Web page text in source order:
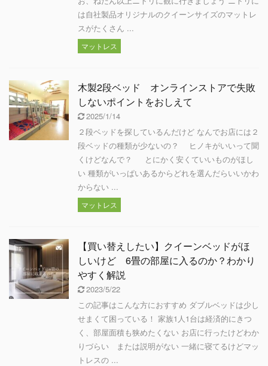
は自社製品オリジナルのクイーンサイズのマットレ
スがたくさん ...
マットレス
木製2段ベッド オンラインストアで失敗
しないポイントをおしえて
2025/1/14
２段ベッドを探しているんだけど なんでお店には２
段ベッドの種類が少ないの？ ヒノキがいいって聞
くけどなんで？ とにかく安くていいものがほし
い 種類がいっぱいあるからどれを選んだらいいかわ
からない ...
マットレス
【買い替えしたい】クイーンベッドがほ
しいけど 6畳の部屋に入るのか？わかり
やすく解説
2023/5/22
この記事はこんな方におすすめ ダブルベッドは少し
せまくて困っている！ 家族1人1台は経済的にきつ
く、部屋面積も狭めたくない お店に行ったけどわか
りづらい または説明がない 一緒に寝てるけどマッ
トレスの ...